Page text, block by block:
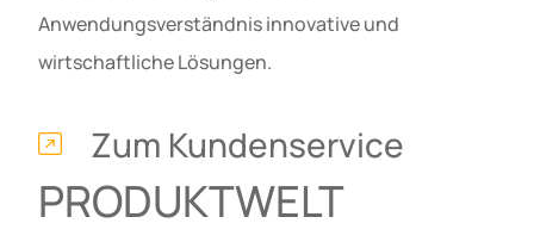
Anwendungsverständnis innovative und
wirtschaftliche Lösungen.
Zum Kundenservice
PRODUKTWELT